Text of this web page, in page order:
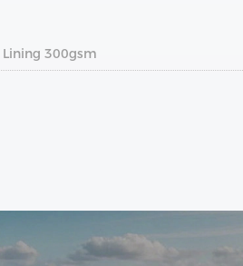
Lining 300gsm